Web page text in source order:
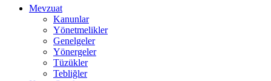
Mevzuat
Kanunlar
Yönetmelikler
Genelgeler
Yönergeler
Tüzükler
Tebliğler